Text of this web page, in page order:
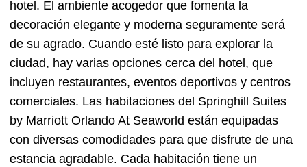
hotel. El ambiente acogedor que fomenta la
decoración elegante y moderna seguramente será
de su agrado. Cuando esté listo para explorar la
ciudad, hay varias opciones cerca del hotel, que
incluyen restaurantes, eventos deportivos y centros
comerciales. Las habitaciones del Springhill Suites
by Marriott Orlando At Seaworld están equipadas
con diversas comodidades para que disfrute de una
estancia agradable. Cada habitación tiene un